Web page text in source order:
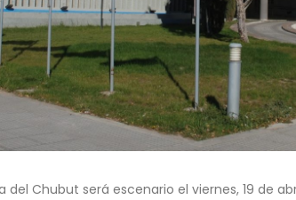
del Chubut será escenario el viernes, 19 de